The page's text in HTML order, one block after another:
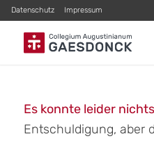
Datenschutz Impressum
Es konnte leider
Entschuldigung, aber